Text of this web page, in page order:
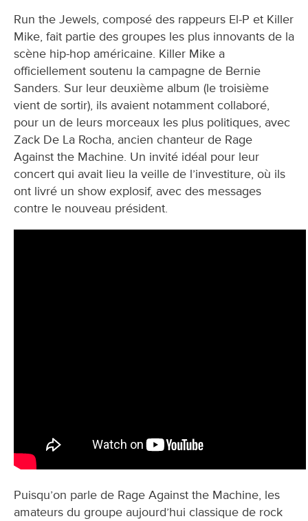
Run the Jewels, composé des rappeurs El-P et Killer
Mike, fait partie des groupes les plus innovants de la
scène hip-hop américaine. Killer Mike a
officiellement soutenu la campagne de Bernie
Sanders. Sur leur deuxième album (le troisième
vient de sortir), ils avaient notamment collaboré,
pour un de leurs morceaux les plus politiques, avec
Zack De La Rocha, ancien chanteur de Rage
Against the Machine. Un invité idéal pour leur
concert qui avait lieu la veille de l’investiture, où ils
ont livré un show explosif, avec des messages
contre le nouveau président.
Puisqu’on parle de Rage Against the Machine, les
amateurs du groupe aujourd’hui classique de rock